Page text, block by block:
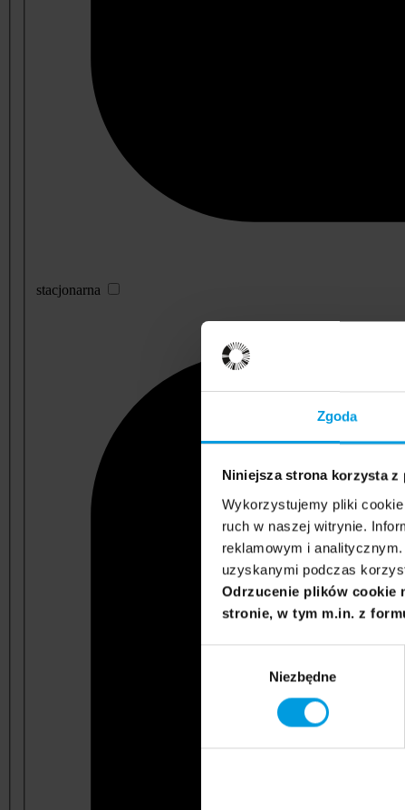
Zgoda
Niniejsza strona korzysta z
Wykorzystujemy pliki
ruch w naszej witrynie.
reklamowym i
uzyskanymi podczas
Odrzucenie plików cookie
stronie, w tym m.in. z
Niezbędne
stacjonarna